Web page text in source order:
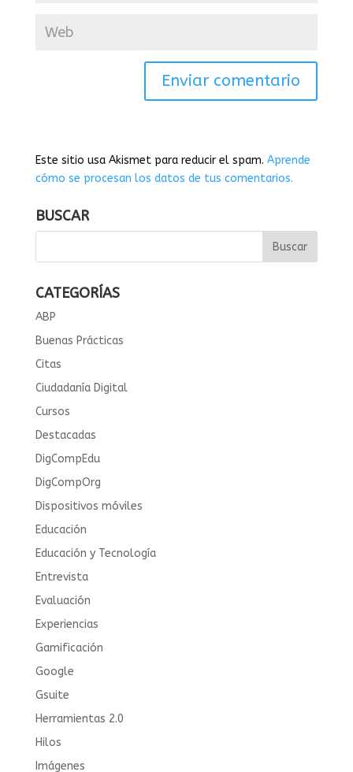
Este sitio usa Akismet para reducir el spam. Aprende
cómo se procesan los datos de tus comentarios.
BUSCAR
CATEGORÍAS
ABP
Buenas Prácticas
Citas
Ciudadanía Digital
Cursos
Destacadas
DigCompEdu
DigCompOrg
Dispositivos móviles
Educación
Educación y Tecnología
Entrevista
Evaluación
Experiencias
Gamificación
Google
Gsuite
Herramientas 2.0
Hilos
Imágenes